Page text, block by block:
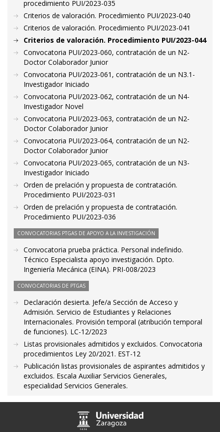
procedimiento PUI/2023-035
Criterios de valoración. Procedimiento PUI/2023-040
Criterios de valoración. Procedimiento PUI/2023-041
Criterios de valoración. Procedimiento PUI/2023-044
Convocatoria PUI/2023-060, contratación de un N2-
Doctor Colaborador Junior
Convocatoria PUI/2023-061, contratación de un N3.1-
Investigador Iniciado
Convocatoria PUI/2023-062, contratación de un N4-
Investigador Novel
Convocatoria PUI/2023-063, contratación de un N2-
Doctor Colaborador Junior
Convocatoria PUI/2023-064, contratación de un N2-
Doctor Colaborador Junior
Convocatoria PUI/2023-065, contratación de un N3-
Investigador Iniciado
Orden de prelación y propuesta de contratación.
Procedimiento PUI/2023-031
Orden de prelación y propuesta de contratación.
Procedimiento PUI/2023-036
CONVOCATORIAS PTGAS DE APOYO A LA INVESTIGACIÓN
Convocatoria prueba práctica. Personal indefinido.
Técnico Especialista apoyo investigación. Dpto.
Ingeniería Mecánica (EINA). PRI-008/2023
CONVOCATORIAS DE PTGAS
Declaración desierta. Jefe/a Sección de Acceso y
Admisión. Servicio de Estudiantes y Relaciones
Internacionales. Provisión temporal (atribución temporal
de funciones). LC-12/2023
Listas provisionales admitidos y excluidos. Convocatoria
procedimientos Ley 20/2021. EST-12
Publicación listas provisionales de aspirantes admitidos y
excluidos. Escala Auxiliar Servicios Generales,
especialidad Servicios Generales.